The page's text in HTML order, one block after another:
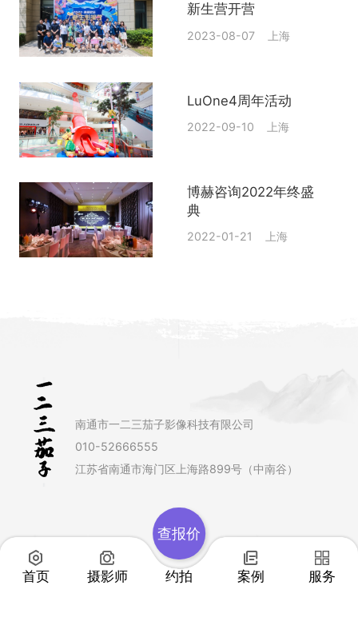
新生营开营
2023-08-07 上海
LuOne4周年活动
2022-09-10 上海
博赫咨询2022年终盛
典
2022-01-21 上海
南通市一二三茄子影像科技有限公司
010-52666555
江苏省南通市海门区上海路899号（中南谷）
首页 摄影师
查报价
约拍 案例 服务